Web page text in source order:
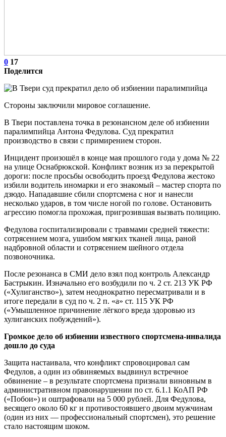
0 17
Поделится
Стороны заключили мировое соглашение.
В Твери поставлена точка в резонансном деле об избиении
паралимпийца Антона Федулова. Суд прекратил
производство в связи с примирением сторон.
Инцидент произошёл в конце мая прошлого года у дома № 22
на улице Оснабрюкской. Конфликт возник из за перекрытой
дороги: после просьбы освободить проезд Федулова жестоко
избили водитель иномарки и его знакомый – мастер спорта по
дзюдо. Нападавшие сбили спортсмена с ног и нанесли
несколько ударов, в том числе ногой по голове. Остановить
агрессию помогла прохожая, пригрозившая вызвать полицию.
Федулова госпитализировали с травмами средней тяжести:
сотрясением мозга, ушибом мягких тканей лица, раной
надбровной области и сотрясением шейного отдела
позвоночника.
После резонанса в СМИ дело взял под контроль Александр
Бастрыкин. Изначально его возбудили по ч. 2 ст. 213 УК РФ
(«Хулиганство»), затем неоднократно пересматривали и в
итоге передали в суд по ч. 2 п. «а» ст. 115 УК РФ
(«Умышленное причинение лёгкого вреда здоровью из
хулиганских побуждений»).
Громкое дело об избиении известного спортсмена-инвалида
дошло до суда
Защита настаивала, что конфликт спровоцировал сам
Федулов, а один из обвиняемых выдвинул встречное
обвинение – в результате спортсмена признали виновным в
административном правонарушении по ст. 6.1.1 КоАП РФ
(«Побои») и оштрафовали на 5 000 рублей. Для Федулова,
весящего около 60 кг и противостоявшего двоим мужчинам
(один из них — профессиональный спортсмен), это решение
стало настоящим шоком.